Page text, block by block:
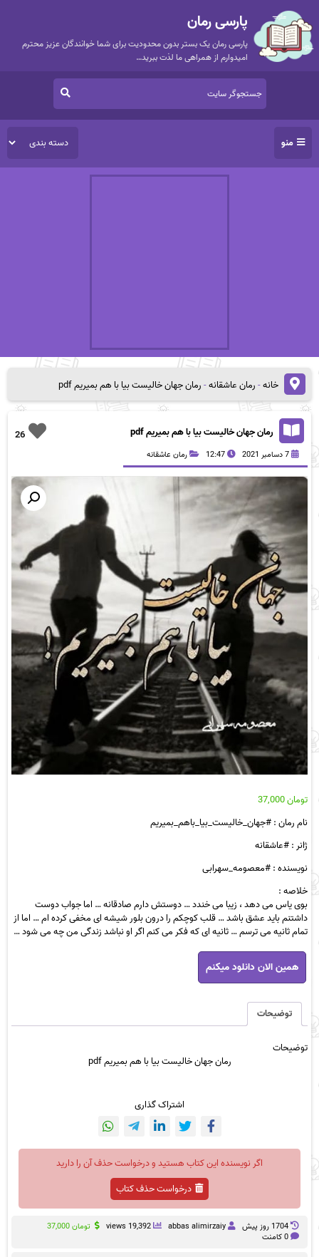
پارسی رمان
پارسی رمان یک بستر بدون محدودیت برای شما خوانندگان عزیز محترم
امیدوارم از همراهی ما لذت ببرید…
منو
خانه-رمان عاشقانه-رمان جهان خالیست بیا با هم بمیریم pdf
26 رمان جهان خالیست بیا با هم بمیریم pdf
7 دسامبر 2021 12:47 رمان عاشقانه
تومان37,000
نام رمان : #جهان_خالیست_بیا_باهم_بمیریم
ژانر : #عاشقانه
نویسنده : #معصومه_سهرابی
خلاصه :
بوی یاس می دهد ، زیبا می خندد … دوستش دارم صادقانه … اما جواب دوست
داشتنم باید عشق باشد … قلب کوچکم را درون بلور شیشه ای مخفی کرده ام … اما از
تمام ثانیه می ترسم … ثانیه ای که فکر می کنم اگر او نباشد زندگی من چه می شود …
رمان
جهان
خالیست
هم
pdf
همین الان دانلود میکنم
توضیحات
توضیحات
رمان جهان خالیست بیا با هم بمیریم pdf
اشتراک گذاری
اگر نویسنده این کتاب هستید و درخواست حذف آن را دارید
درخواست حذف کتاب
1704 روز پيش abbas alimirzaiy
19,392 views تومان37,000
0 کامنت